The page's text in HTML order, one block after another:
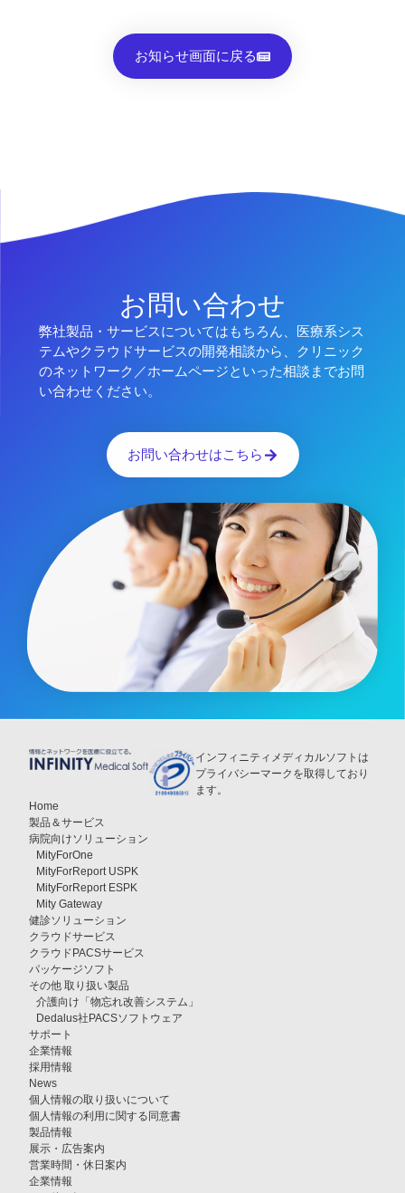
お知らせ画面に戻る
お問い合わせ
弊社製品・サービスについてはもちろん、医療系シス
テムやクラウドサービスの開発相談から、クリニック
のネットワーク／ホームページといった相談までお問
い合わせください。
お問い合わせはこちら
インフィニティメディカルソフトは
プライバシーマークを取得しており
ます。
Home
製品＆サービス
病院向けソリューション
MityForOne
MityForReport USPK
MityForReport ESPK
Mity Gateway
健診ソリューション
クラウドサービス
クラウドPACSサービス
パッケージソフト
その他 取り扱い製品
介護向け「物忘れ改善システム」
Dedalus社PACSソフトウェア
サポート
企業情報
採用情報
News
個人情報の取り扱いについて
個人情報の利用に関する同意書
製品情報
展示・広告案内
営業時間・休日案内
企業情報